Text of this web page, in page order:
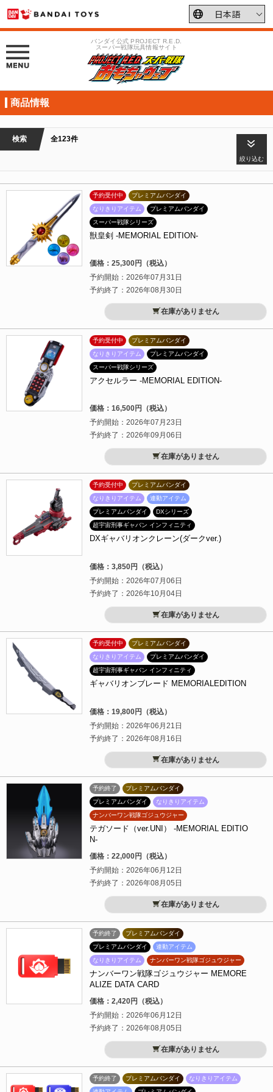
バンダイ公式 PROJECT R.E.D.
スーパー戦隊玩具情報サイト
商品情報
検索 全123件
絞り込む
予約受付中
プレミアムバンダイ
なりきりアイテム
プレミアムバンダイ
スーパー戦隊シリーズ
獣皇剣 -MEMORIAL EDITION-
価格：25,300円（税込）
予約開始：2026年07月31日
予約終了：2026年08月30日
在庫がありません
予約受付中
プレミアムバンダイ
なりきりアイテム
プレミアムバンダイ
スーパー戦隊シリーズ
アクセルラー -MEMORIAL EDITION-
価格：16,500円（税込）
予約開始：2026年07月23日
予約終了：2026年09月06日
在庫がありません
予約受付中
プレミアムバンダイ
なりきりアイテム
連動アイテム
プレミアムバンダイ
DXシリーズ
超宇宙刑事ギャバン インフィニティ
DXギャバリオンクレーン(ダークver.)
価格：3,850円（税込）
予約開始：2026年07月06日
予約終了：2026年10月04日
在庫がありません
予約受付中
プレミアムバンダイ
なりきりアイテム
プレミアムバンダイ
超宇宙刑事ギャバン インフィニティ
ギャバリオンブレード MEMORIALEDITION
価格：19,800円（税込）
予約開始：2026年06月21日
予約終了：2026年08月16日
在庫がありません
予約終了
プレミアムバンダイ
プレミアムバンダイ
なりきりアイテム
ナンバーワン戦隊ゴジュウジャー
テガソード（ver.UNI） -MEMORIAL EDITIO
N-
価格：22,000円（税込）
予約開始：2026年06月12日
予約終了：2026年08月05日
在庫がありません
予約終了
プレミアムバンダイ
プレミアムバンダイ
連動アイテム
なりきりアイテム
ナンバーワン戦隊ゴジュウジャー
ナンバーワン戦隊ゴジュウジャー MEMORE
ALIZE DATA CARD
価格：2,420円（税込）
予約開始：2026年06月12日
予約終了：2026年08月05日
在庫がありません
予約終了 プレミアムバンダイ
なりきりアイテム